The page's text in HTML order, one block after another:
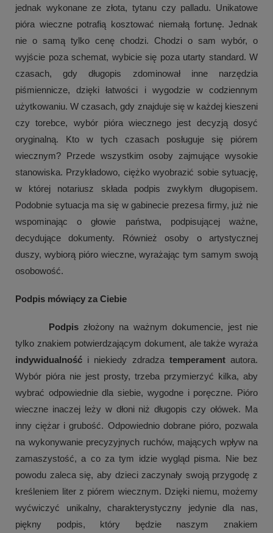
jednak wykonane ze złota, tytanu czy palladu. Unikatowe
pióra wieczne potrafią kosztować niemałą fortunę. Jednak
nie o samą tylko cenę chodzi. Chodzi o sam wybór, o
wyjście poza schemat, wybicie się poza utarty standard. W
czasach, gdy długopis zdominował inne narzędzia
piśmiennicze, dzięki łatwości i wygodzie w codziennym
użytkowaniu. W czasach, gdy znajduje się w każdej kieszeni
czy torebce, wybór pióra wiecznego jest decyzją dosyć
oryginalną. Kto w tych czasach posługuje się piórem
wiecznym? Przede wszystkim osoby zajmujące wysokie
stanowiska. Przykładowo, ciężko wyobrazić sobie sytuację,
w której notariusz składa podpis zwykłym długopisem.
Podobnie sytuacja ma się w gabinecie prezesa firmy, już nie
wspominając o głowie państwa, podpisującej ważne,
decydujące dokumenty. Również osoby o artystycznej
duszy, wybiorą pióro wieczne, wyrażając tym samym swoją
osobowość.
Podpis mówiący za Ciebie
Podpis złożony na ważnym dokumencie, jest nie
indywidualność i niekiedy zdradza temperament autora.
Wybór pióra nie jest prosty, trzeba przymierzyć kilka, aby
wybrać odpowiednie dla siebie, wygodne i poręczne. Pióro
wieczne inaczej leży w dłoni niż długopis czy ołówek. Ma
inny ciężar i grubość. Odpowiednio dobrane pióro, pozwala
na wykonywanie precyzyjnych ruchów, mających wpływ na
zamaszystość, a co za tym idzie wygląd pisma. Nie bez
powodu zaleca się, aby dzieci zaczynały swoją przygodę z
kreśleniem liter z piórem wiecznym. Dzięki niemu, możemy
wyćwiczyć unikalny, charakterystyczny jedynie dla nas,
piękny podpis, który będzie naszym znakiem